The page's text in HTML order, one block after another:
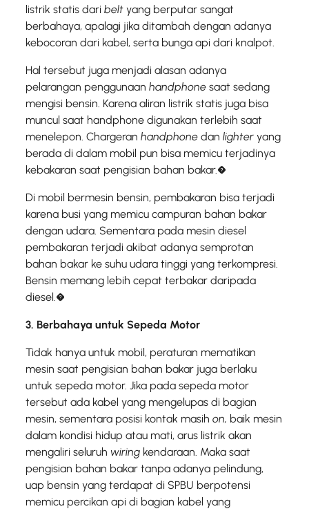
listrik statis daribelt yang berputar sangat
berbahaya, apalagi jika ditambah dengan adanya
kebocoran dari kabel, serta bunga api dari knalpot.
Hal tersebut juga menjadi alasan adanya
pelarangan penggunaanhandphone saat sedang
mengisi bensin. Karena aliran listrik statis juga bisa
muncul saat handphone digunakan terlebih saat
menelepon. Chargeranhandphone danlighter yang
berada di dalam mobil pun bisa memicu terjadinya
kebakaran saat pengisian bahan bakar.�
Di mobil bermesin bensin, pembakaran bisa terjadi
karena busi yang memicu campuran bahan bakar
dengan udara. Sementara pada mesin diesel
pembakaran terjadi akibat adanya semprotan
bahan bakar ke suhu udara tinggi yang terkompresi.
Bensin memang lebih cepat terbakar daripada
diesel.�
3. Berbahaya untuk Sepeda Motor
Tidak hanya untuk mobil, peraturan mematikan
mesin saat pengisian bahan bakar juga berlaku
untuk sepeda motor. Jika pada sepeda motor
tersebut ada kabel yang mengelupas di bagian
mesin, sementara posisi kontak masihon, baik mesin
dalam kondisi hidup atau mati, arus listrik akan
mengaliri seluruh wiring kendaraan. Maka saat
pengisian bahan bakar tanpa adanya pelindung,
uap bensin yang terdapat di SPBU berpotensi
memicu percikan api di bagian kabel yang